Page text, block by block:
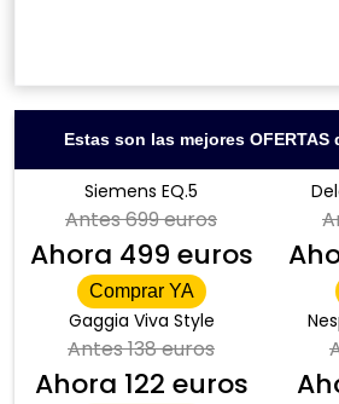
Estas son las mejores OFERTAS
Siemens EQ.5
Antes699 euros
Ahora 499 euros
Comprar YA
Gaggia Viva Style
Antes138 euros
Ahora 122 euros